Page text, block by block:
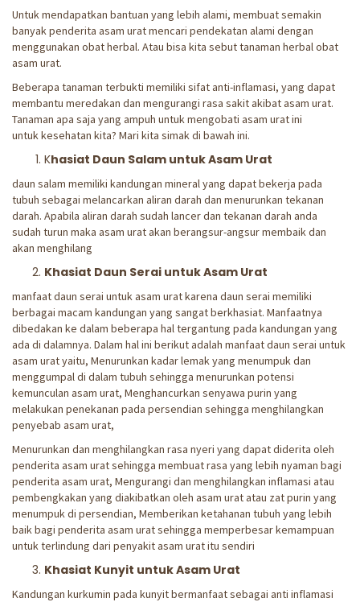
Untuk mendapatkan bantuan yang lebih alami, membuat semakin
banyak penderita asam urat mencari pendekatan alami dengan
menggunakan obat herbal. Atau bisa kita sebut tanaman herbal obat
asam urat.
Beberapa tanaman terbukti memiliki sifat anti-inflamasi, yang dapat
membantu meredakan dan mengurangi rasa sakit akibat asam urat.
Tanaman apa saja yang ampuh untuk mengobati asam urat ini
untuk kesehatan kita? Mari kita simak di bawah ini.
Khasiat Daun Salam untuk Asam Urat
daun salam memiliki kandungan mineral yang dapat bekerja pada
tubuh sebagai melancarkan aliran darah dan menurunkan tekanan
darah. Apabila aliran darah sudah lancer dan tekanan darah anda
sudah turun maka asam urat akan berangsur-angsur membaik dan
akan menghilang
Khasiat Daun Serai untuk Asam Urat
manfaat daun serai untuk asam urat karena daun serai memiliki
berbagai macam kandungan yang sangat berkhasiat. Manfaatnya
dibedakan ke dalam beberapa hal tergantung pada kandungan yang
ada di dalamnya. Dalam hal ini berikut adalah manfaat daun serai untuk
asam urat yaitu, Menurunkan kadar lemak yang menumpuk dan
menggumpal di dalam tubuh sehingga menurunkan potensi
kemunculan asam urat, Menghancurkan senyawa purin yang
melakukan penekanan pada persendian sehingga menghilangkan
penyebab asam urat,
Menurunkan dan menghilangkan rasa nyeri yang dapat diderita oleh
penderita asam urat sehingga membuat rasa yang lebih nyaman bagi
penderita asam urat, Mengurangi dan menghilangkan inflamasi atau
pembengkakan yang diakibatkan oleh asam urat atau zat purin yang
menumpuk di persendian, Memberikan ketahanan tubuh yang lebih
baik bagi penderita asam urat sehingga memperbesar kemampuan
untuk terlindung dari penyakit asam urat itu sendiri
Khasiat Kunyit untuk Asam Urat
Kandungan kurkumin pada kunyit bermanfaat sebagai anti inflamasi